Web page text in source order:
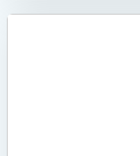
Read